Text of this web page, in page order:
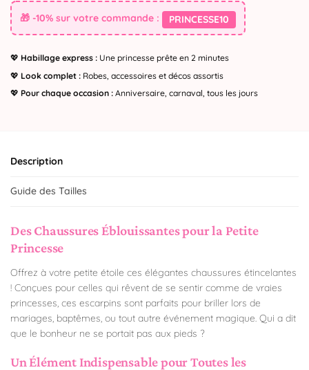
🎁 -10% sur votre commande : PRINCESSE10
💖 Habillage express : Une princesse prête en 2 minutes
💖 Look complet : Robes, accessoires et décos assortis
💖 Pour chaque occasion : Anniversaire, carnaval, tous les jours
Description
Guide des Tailles
Des Chaussures Éblouissantes pour la Petite
Princesse
Offrez à votre petite étoile ces élégantes chaussures étincelantes
! Conçues pour celles qui rêvent de se sentir comme de vraies
princesses, ces escarpins sont parfaits pour briller lors de
mariages, baptêmes, ou tout autre événement magique. Qui a dit
que le bonheur ne se portait pas aux pieds ?
Un Élément Indispensable pour Toutes les